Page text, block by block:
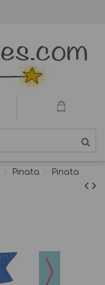
Pinata
Pinata